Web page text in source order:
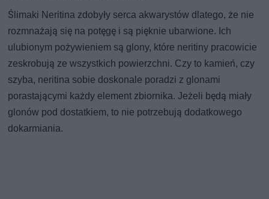
Ślimaki Neritina zdobyły serca akwarystów dlatego, że nie
rozmnażają się na potęgę i są pięknie ubarwione. Ich
ulubionym pożywieniem są glony, które neritiny pracowicie
zeskrobują ze wszystkich powierzchni. Czy to kamień, czy
szyba, neritina sobie doskonale poradzi z glonami
porastającymi każdy element zbiornika. Jeżeli będą miały
glonów pod dostatkiem, to nie potrzebują dodatkowego
dokarmiania.